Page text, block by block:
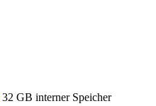
32 GB interner Speicher